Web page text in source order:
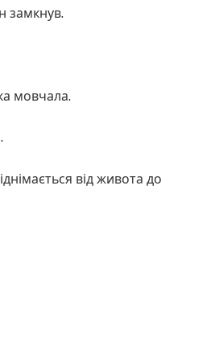
замкнув.
мовчала.
від живота до